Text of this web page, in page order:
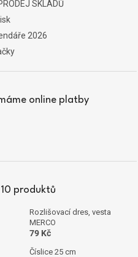
SKLADŮ
2026
online platby
produktů
Rozlišovací dres, vesta
MERCO
79 Kč
Číslice 25 cm